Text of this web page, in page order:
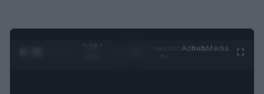
0:29 /
AdhubMedia